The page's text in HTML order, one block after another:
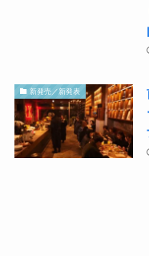
新発売／新発表